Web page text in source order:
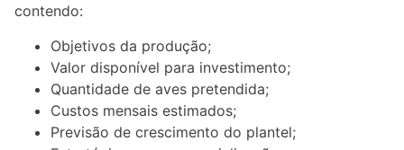
contendo:
Objetivos da produção;
Valor disponível para investimento;
Quantidade de aves pretendida;
Custos mensais estimados;
Previsão de crescimento do plantel;